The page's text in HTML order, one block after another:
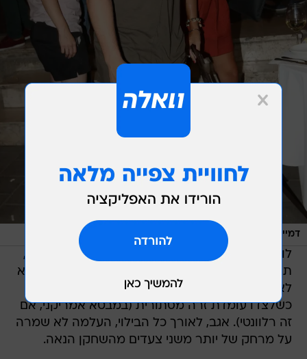
דמיינו מבטא זר. יהודה לוי והידידה
לוי, ידע שאל האיוונט שאליו יגיע ביום חמישי האחרון,
תגיע גם המצלמה של וואלה! סלבס. למרות זאת, הוא
לא חשש לבלות את הזמן עם חבריו מהביצה,
כשלצדו עומדת זרה מסתורית (במבטא אמריקני, אם
זה רלוונטי). אגב, לאורך כל הבילוי, העלמה לא שמרה
על מרחק של יותר משני צעדים מהשחקן הנאה.